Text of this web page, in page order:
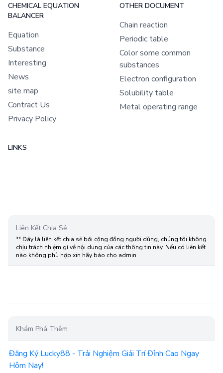
CHEMICAL EQUATION
BALANCER
Equation
Substance
Interesting
News
site map
Contract Us
Privacy Policy
OTHER DOCUMENT
Chain reaction
Periodic table
Color some common
substances
Electron configuration
Solubility table
Metal operating range
LINKS
Liên Kết Chia Sẻ
** Đây là liên kết chia sẻ bới cộng đồng người dùng, chúng tôi không
chịu trách nhiệm gì về nội dung của các thông tin này. Nếu có liên kết
nào không phù hợp xin hãy báo cho admin.
Khám Phá Thêm
Đăng Ký Lucky88 - Trải Nghiệm Giải Trí Đỉnh Cao Ngay
Hôm Nay!